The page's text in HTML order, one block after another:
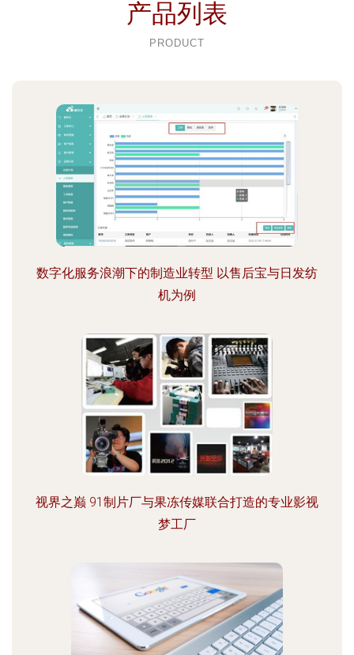
产品列表
PRODUCT
数字化服务浪潮下的制造业转型 以售后宝与日发纺
机为例
视界之巅 91制片厂与果冻传媒联合打造的专业影视
梦工厂